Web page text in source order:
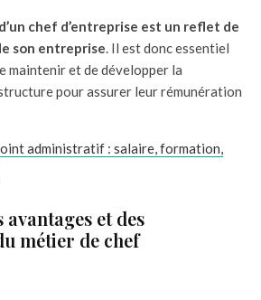
chef d’entreprise est un reflet de
son entreprise . Il est donc essentiel
maintenir et de développer la
pour assurer leur rémunération
administratif : salaire, formation,
et des
métier de chef